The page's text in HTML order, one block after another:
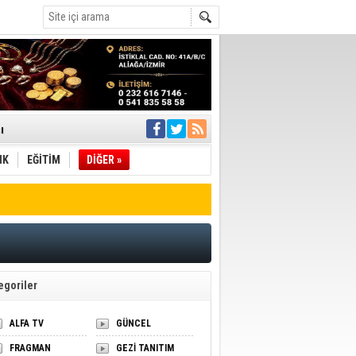
İletti
müdahale
EĞİTİM DİĞER »
ALFA TV GÜNCEL
FRAGMAN GEZİ TANITIM